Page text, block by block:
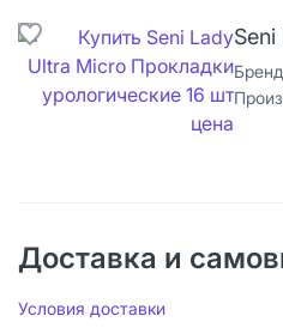
Доставка и
Условия доставки